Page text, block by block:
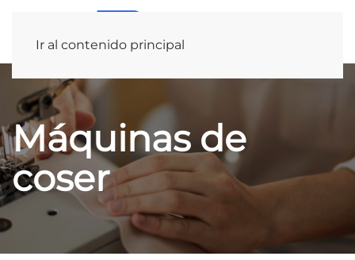
Ir al contenido principal
Máquinas de
coser